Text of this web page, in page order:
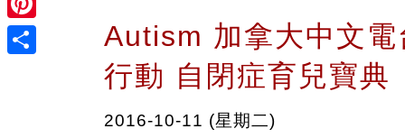
Pinterest
Autism 加拿大中文電
行動 自閉症育兒寶典
2016-10-11 (星期二)